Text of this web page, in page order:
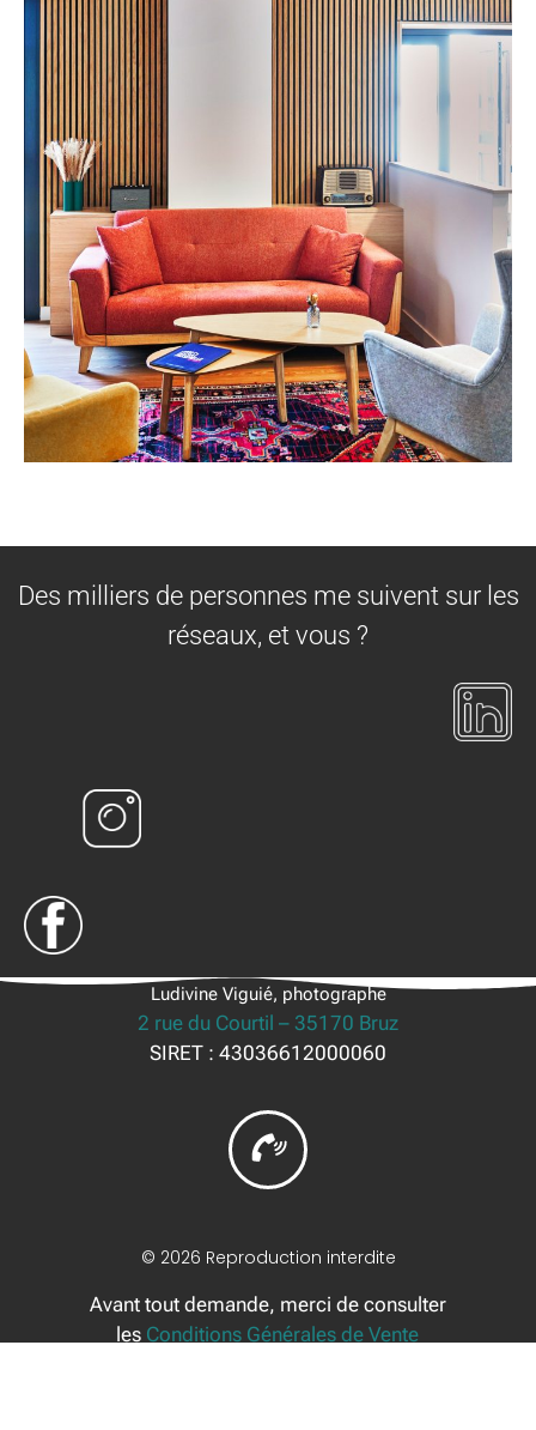
Des milliers de personnes me suivent sur les
réseaux, et vous ?
Ludivine Viguié, photographe
2 rue du Courtil – 35170 Bruz
SIRET : 43036612000060
© 2026 Reproduction interdite
Avant tout demande, merci de consulter
les Conditions Générales de Vente